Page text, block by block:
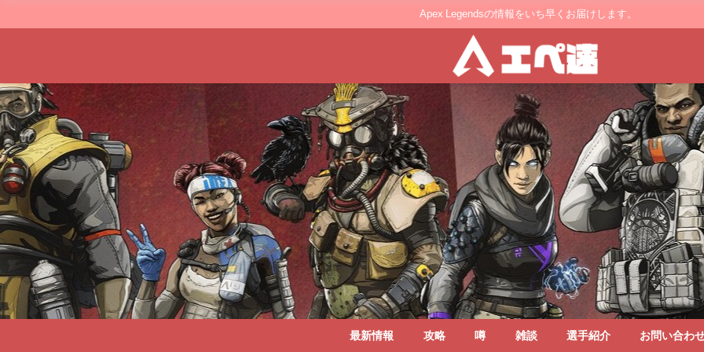
Apex Legendsの情報をいち早くお届けします。
最新情報 攻略 噂 雑談 選手紹介 お問い合わ